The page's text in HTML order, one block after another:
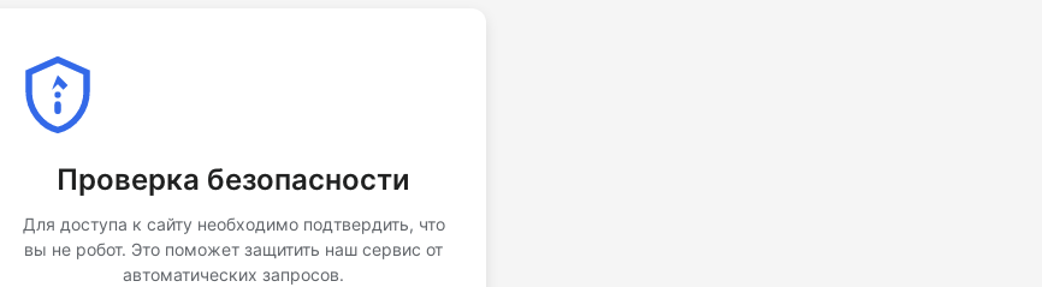
Проверка безопасности
Для доступа к сайту необходимо подтвердить, что
вы не робот. Это поможет защитить наш сервис от
автоматических запросов.